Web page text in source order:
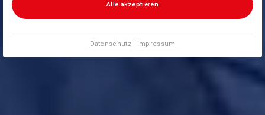
Alle akzeptieren
Datenschutz| Impressum